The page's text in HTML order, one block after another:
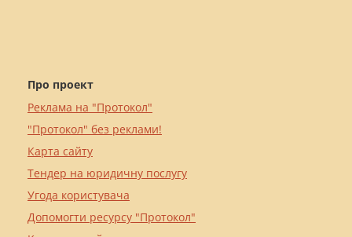
Про проект
Реклама на "Протокол"
"Протокол" без реклами!
Карта сайту
Тендер на юридичну послугу
Угода користувача
Допомогти ресурсу "Протокол"